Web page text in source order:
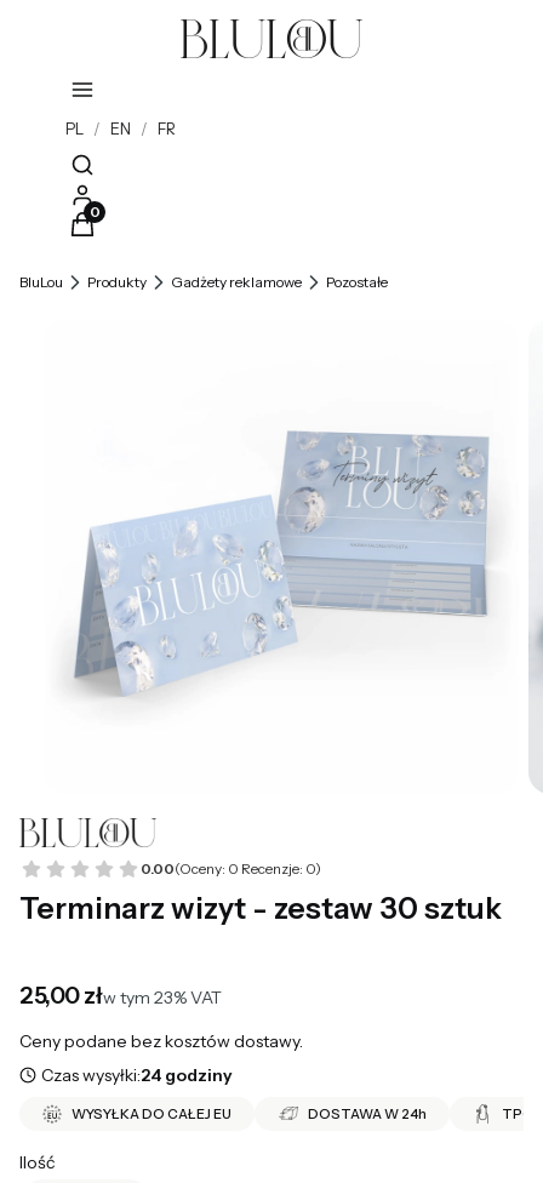
PL / EN / FR
Otwórz wyszukiwarkę
Produkty w koszyku: 0. Zobacz szczegóły
BluLou Produkty Gadżety reklamowe Pozostałe
0.00(Oceny: 0 Recenzje: 0)
Terminarz wizyt - zestaw 30 sztuk
Cena
25,00 złw tym 23% VAT
w tym 23%VAT
Ceny podane bez kosztów dostawy.
Czas wysyłki:24 godziny
WYSYŁKA DO CAŁEJ EU DOSTAWA W 24h TPO
Ilość